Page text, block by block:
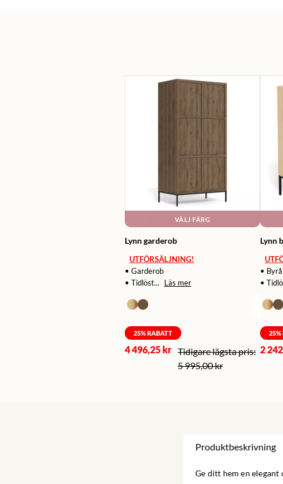
VÄLJ FÄRG
Lynn garderob
UTFÖRSÄLJNING!
• Garderob
• Tidlöst...
Läs mer
25% RABATT
4 496,25 kr
5 995,00 kr
Lynn
• Byrå
•
25%
2
Produktbeskrivning
Ge ditt hem en elegant